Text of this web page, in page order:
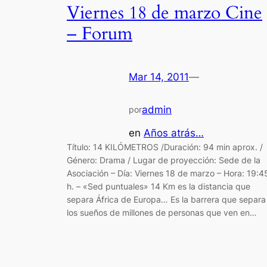
Viernes 18 de marzo Cine
– Forum
Mar 14, 2011—
poradmin
en Años atrás…
Título: 14 KILÓMETROS /Duración: 94 min aprox. /
Género: Drama / Lugar de proyección: Sede de la
Asociación – Día: Viernes 18 de marzo – Hora:
h. – «Sed puntuales» 14 Km es la distancia que
separa África de Europa… Es la barrera que separa
los sueños de millones de personas que ven en…